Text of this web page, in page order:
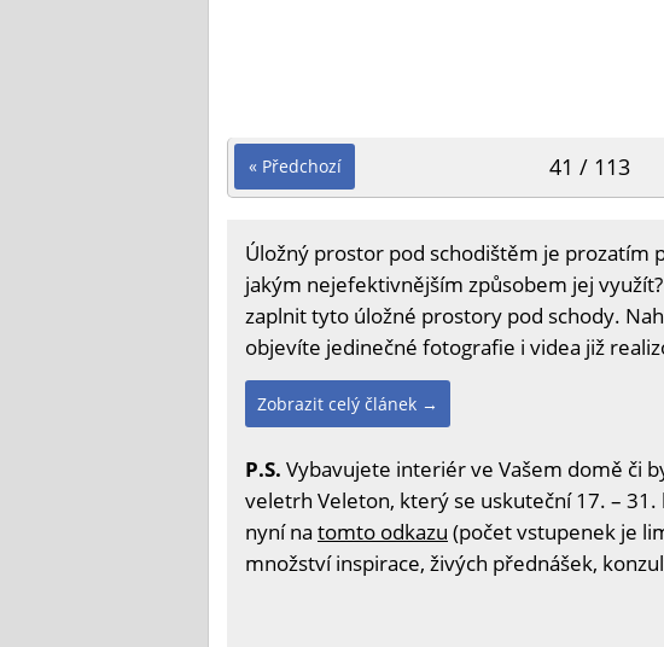
« Předchozí 41 / 113
Úložný prostor pod schodištěm je prozatím
jakým nejefektivnějším způsobem jej
zaplnit tyto úložné prostory pod schody.
objevíte jedinečné fotografie i videa již
Zobrazit celý článek →
P.S. Vybavujete interiér ve Vašem domě či
veletrh Veleton, který se uskuteční 17. –
nyní na tomto odkazu (počet vstupenek je
množství inspirace, živých přednášek,